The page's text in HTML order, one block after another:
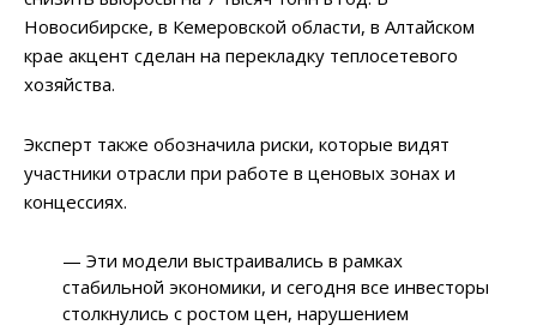
Новосибирске, в Кемеровской области, в Алтайском
крае акцент сделан на перекладку теплосетевого
хозяйства.
Эксперт также обозначила риски, которые видят
участники отрасли при работе в ценовых зонах и
концессиях.
— Эти модели выстраивались в рамках
стабильной экономики, и сегодня все инвесторы
столкнулись с ростом цен, нарушением